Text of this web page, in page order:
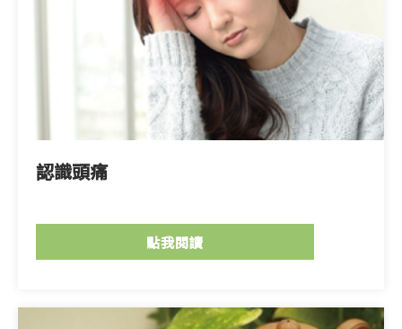
認識頭痛
點我閱讀